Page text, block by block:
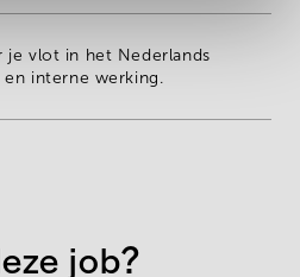
je vlot in het Nederlands
interne werking.
job?